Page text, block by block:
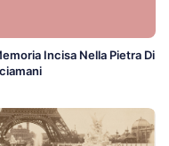
Incisa Nella Pietra Di